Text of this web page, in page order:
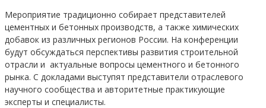
Мероприятие традиционно собирает представителей
цементных и бетонных производств, а также химических
добавок из различных регионов России. На конференции
будут обсуждаться перспективы развития строительной
отрасли и актуальные вопросы цементного и бетонного
рынка. С докладами выступят представители отраслевого
научного сообщества и авторитетные практикующие
эксперты и специалисты.